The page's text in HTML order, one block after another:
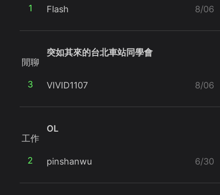
1 Flash 8/06
閒聊
3
突如其來的台北車站同學會
VIVID1107 8/06
工作
2
OL
pinshanwu 6/30